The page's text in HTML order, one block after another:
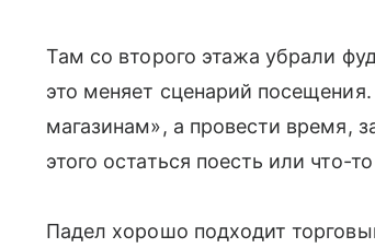
Там со второго этажа убрали
это меняет сценарий
магазинам», а провести время,
этого остаться поесть или что-
Падел хорошо подходит